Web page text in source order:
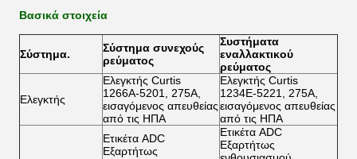
Βασικά στοιχεία
Σύστημα.
Σύστημα συνεχούς
ρεύματος
Συστήματα
εναλλακτικού
ρεύματος
Ελεγκτής
Ελεγκτής Curtis
1266A-5201, 275A,
εισαγόμενος απευθείας
από τις ΗΠΑ
Ελεγκτής Curtis
1234E-5221, 275A,
εισαγόμενος απευθείας
από τις ΗΠΑ
Ετικέτα ADC
Εξαρτήτως
Ετικέτα ADC
Εξαρτήτως